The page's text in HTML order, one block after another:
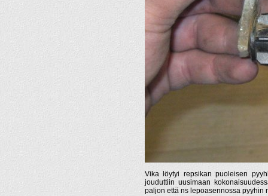
Vika löytyi repsikan puoleisen
jouduttiin uusimaan
paljon että ns lepoasennossa